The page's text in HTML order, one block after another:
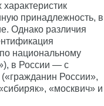
принадлежность, в
Однако различия
национальному
в России — с
России»,
«москвич» и